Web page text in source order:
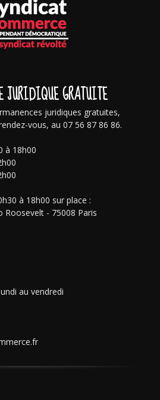
JURIDIQUE GRATUITE
juridiques gratuites,
vous, au 07 56 87 86 86.
à 18h00
à 18h00 sur place :
Roosevelt - 75008 Paris
au vendredi